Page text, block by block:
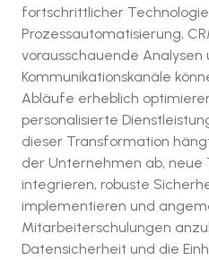
fortschrittlicher
Prozessautomatisierung,
vorausschauende Analysen
Kommunikationskanäle
Abläufe erheblich
personalisierte
dieser Transformation
der Unternehmen ab, neue
integrieren, robuste
implementieren und
Mitarbeiterschulungen
Datensicherheit und die